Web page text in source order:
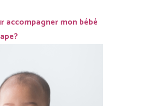
accompagner mon bébé